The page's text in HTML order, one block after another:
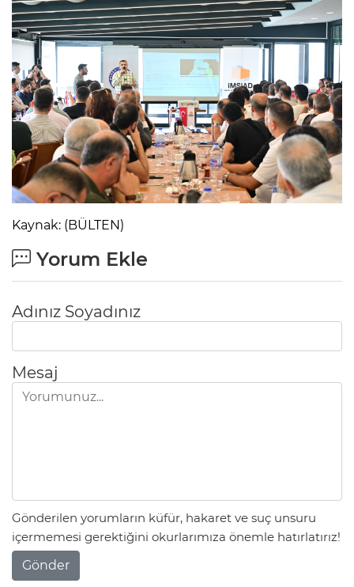
Kaynak: (BÜLTEN)
Yorum Ekle
Adınız Soyadınız
Mesaj
Gönderilen yorumların küfür, hakaret ve suç unsuru
içermemesi gerektiğini okurlarımıza önemle hatırlatırız!
Gönder